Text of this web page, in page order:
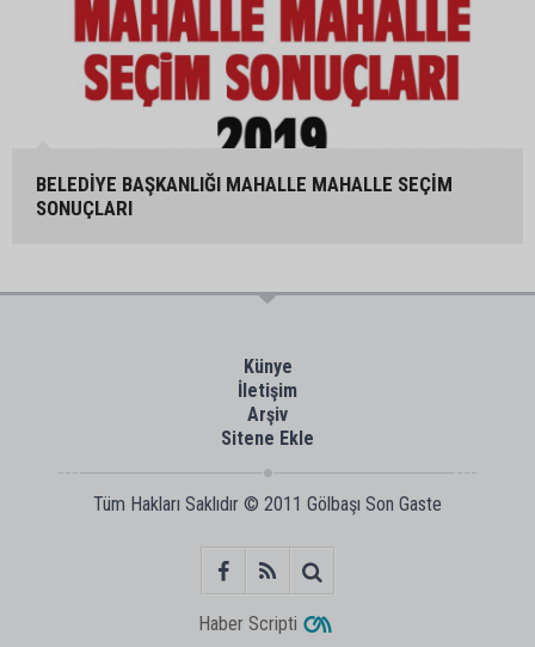
BELEDİYE BAŞKANLIĞI MAHALLE MAHALLE SEÇİM
SONUÇLARI
Künye
İletişim
Arşiv
Sitene Ekle
Tüm Hakları Saklıdır © 2011 Gölbaşı Son Gaste
Haber Scripti